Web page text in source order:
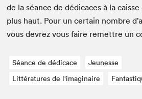
de la séance de dédi­caces à la
plus haut. Pour un cer­tain nom­bre
vous devrez vous faire remet­tre un
Séance de dédicace
Jeunesse
Littératures de l'imaginaire